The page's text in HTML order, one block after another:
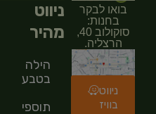
בואו לבקר
בחנות:
סוקולוב 40,
הרצליה.
ניווט
בוויז
ניווט
מהיר
הילה
בטבע
תוספי